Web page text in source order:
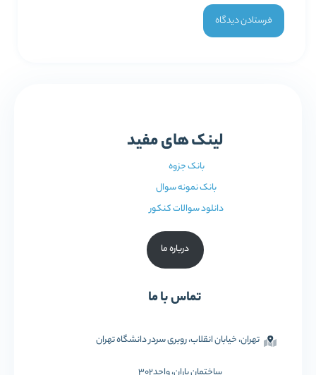
لینک های مفید
بانک جزوه
بانک نمونه سوال
دانلود سوالات کنکور
درباره ما
تماس با ما
تهران، خیابان انقلاب، روبری سردر دانشگاه تهران